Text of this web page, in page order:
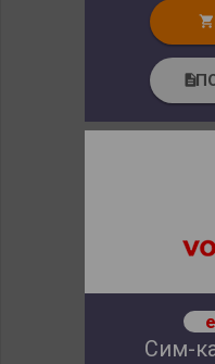
shopping_cart
description
Сим-